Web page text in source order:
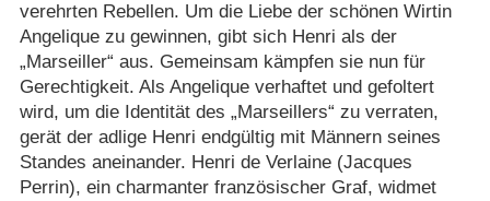
verehrten Rebellen. Um die Liebe der schönen Wirtin
Angelique zu gewinnen, gibt sich Henri als der
„Marseiller“ aus. Gemeinsam kämpfen sie nun für
Gerechtigkeit. Als Angelique verhaftet und gefoltert
wird, um die Identität des „Marseillers“ zu verraten,
gerät der adlige Henri endgültig mit Männern seines
Standes aneinander. Henri de Verlaine (Jacques
Perrin), ein charmanter französischer Graf, widmet